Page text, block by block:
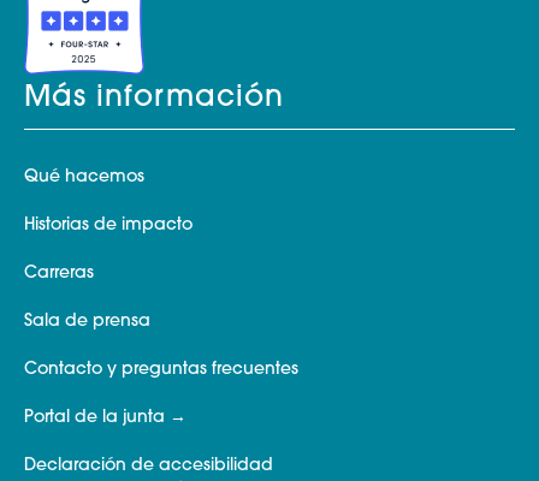
Más información
Qué hacemos
Historias de impacto
Carreras
Sala de prensa
Contacto y preguntas frecuentes
Portal de la junta
Declaración de accesibilidad